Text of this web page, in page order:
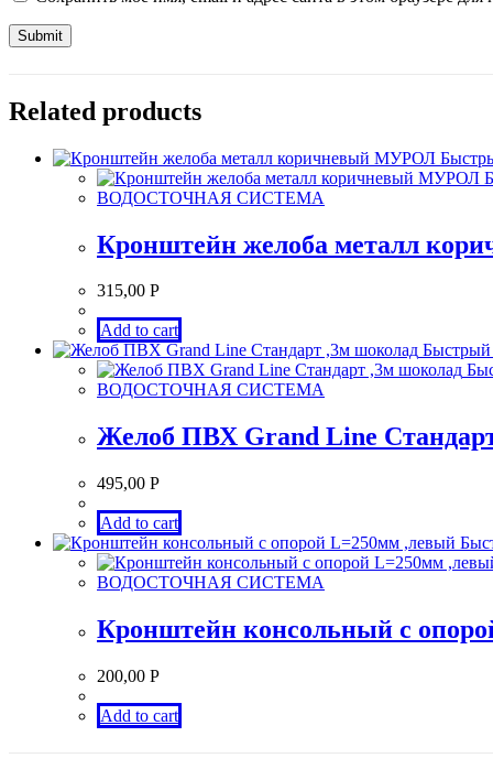
Related products
ВОДОСТОЧНАЯ СИСТЕМА
Кронштейн желоба металл
315,00 Р
Add to cart
Быстрый
ВОДОСТОЧНАЯ СИСТЕМА
Желоб ПВХ Grand Line
495,00 Р
Add to cart
ВОДОСТОЧНАЯ СИСТЕМА
Кронштейн консольный с
200,00 Р
Add to cart